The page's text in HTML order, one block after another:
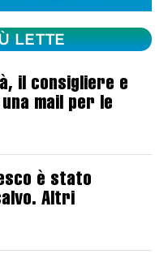
LETTE
il consigliere e
mail per le
è stato
Altri